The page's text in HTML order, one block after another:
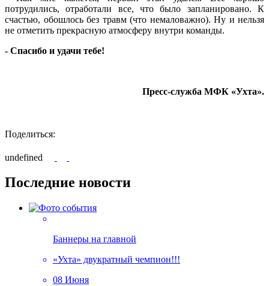
потрудились, отработали все, что было запланировано. К
счастью, обошлось без травм (что немаловажно). Ну и нельзя
не отметить прекрасную атмосферу внутри команды.
- Спасибо и удачи тебе!
Пресс-служба МФК «Ухта».
Поделиться:
undefined
Последние новости
Баннеры на главной
«Ухта» двукратный чемпион!!!
08 Июня